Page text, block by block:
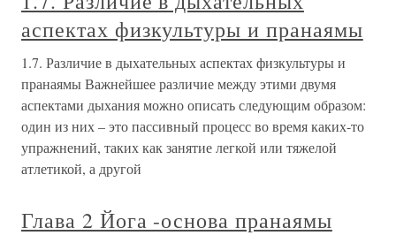
аспектах физкультуры и пранаямы
1.7. Различие в дыхательных аспектах физкультуры и
пранаямы Важнейшее различие между этими двумя
аспектами дыхания можно описать следующим образом:
один из них – это пассивный процесс во время каких-то
упражнений, таких как занятие легкой или тяжелой
атлетикой, а другой
Глава 2 Йога -основа пранаямы